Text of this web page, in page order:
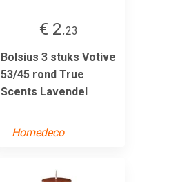
€ 2.23
Bolsius 3 stuks Votive
53/45 rond True
Scents Lavendel
Homedeco